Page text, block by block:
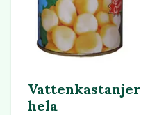
Vattenkastanjer
hela